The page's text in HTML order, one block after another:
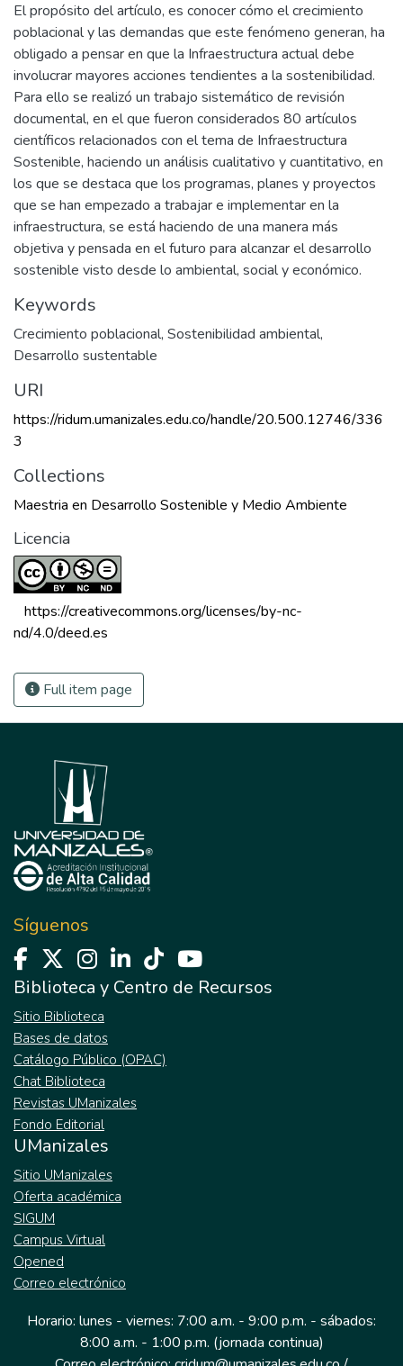
El propósito del artículo, es conocer cómo el crecimiento
poblacional y las demandas que este fenómeno generan, ha
obligado a pensar en que la Infraestructura actual debe
involucrar mayores acciones tendientes a la sostenibilidad.
Para ello se realizó un trabajo sistemático de revisión
documental, en el que fueron considerados 80 artículos
científicos relacionados con el tema de Infraestructura
Sostenible, haciendo un análisis cualitativo y cuantitativo, en
los que se destaca que los programas, planes y proyectos
que se han empezado a trabajar e implementar en la
infraestructura, se está haciendo de una manera más
objetiva y pensada en el futuro para alcanzar el desarrollo
sostenible visto desde lo ambiental, social y económico.
Keywords
Crecimiento poblacional, Sostenibilidad ambiental,
Desarrollo sustentable
URI
https://ridum.umanizales.edu.co/handle/20.500.12746/336
3
Collections
Maestria en Desarrollo Sostenible y Medio Ambiente
Licencia
https://creativecommons.org/licenses/by-nc-
nd/4.0/deed.es
Full item page
Síguenos
Biblioteca y Centro de Recursos
Sitio Biblioteca
Bases de datos
Catálogo Público (OPAC)
Chat Biblioteca
Revistas UManizales
Fondo Editorial
UManizales
Sitio UManizales
Oferta académica
SIGUM
Campus Virtual
Opened
Correo electrónico
Horario: lunes - viernes: 7:00 a.m. - 9:00 p.m. - sábados:
8:00 a.m. - 1:00 p.m. (jornada continua)